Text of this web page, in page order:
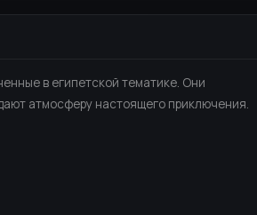
в египетской тематике. Они
атмосферу настоящего приключения.